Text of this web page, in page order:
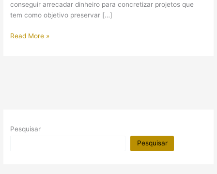
conseguir arrecadar dinheiro para concretizar projetos que
tem como objetivo preservar […]
Louvre
popular
Read More »
Pesquisar
Pesquisar